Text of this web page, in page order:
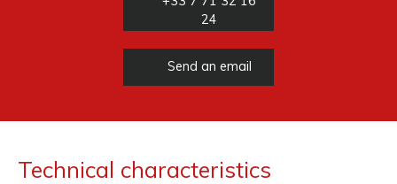
24
Send an email
Technical characteristics